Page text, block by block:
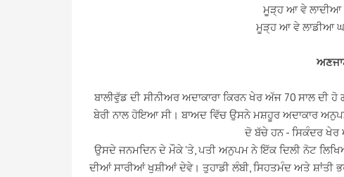
ਮੂੜ੍ਹ ਆ ਵੇ ਲਾਦੀਆ
ਮੂੜ੍ਹ ਆ ਵੇ ਲਾਡੀਆ
ਬਾਲੀਵੁੱਡ ਦੀ ਸੀਨੀਅਰ ਅਦਾਕਾਰਾ ਕਿਰਨ ਖੇਰ ਅੱਜ 70 ਸਾਲ ਦੀ
ਬੇਰੀ ਨਾਲ ਹੋਇਆ ਸੀ। ਬਾਅਦ ਵਿੱਚ ਉਸਨੇ ਮਸ਼ਹੂਰ ਅਦਾਕਾਰ
ਦੋ ਬੱਚੇ ਹਨ - ਸਿਕੰਦਰ ਖੇਰ
ਉਸਦੇ ਜਨਮਦਿਨ ਦੇ ਮੌਕੇ 'ਤੇ, ਪਤੀ ਅਨੁਪਮ ਨੇ ਇੱਕ ਦਿਲੀ ਨੋਟ
ਦੀਆਂ ਸਾਰੀਆਂ ਖੁਸ਼ੀਆਂ ਦੇਵੇ। ਤੁਹਾਡੀ ਲੰਬੀ, ਸਿਹਤਮੰਦ ਅਤੇ ਸ਼ਾਂਤੀ